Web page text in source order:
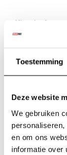
Toestemming
Deze website
We gebruiken
en om ons
informatie over
Kinetisch
touw 22mm /
Incl. btw